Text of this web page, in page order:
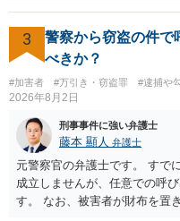
いたり、省略されていること
3
警察から窃盗の件で
べきか？
#加害者 #万引き・窃盗罪 #逮捕や
2026年8月2日
刑事事件に強い弁護士
藤本 顯人 弁護士
元警察官の弁護士です。 すで
成立しませんが、任意での呼
す。 なお、被害者が財布を置